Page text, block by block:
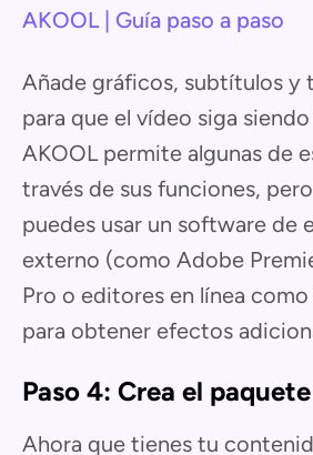
AKOOL | Guía paso a paso
Añade gráficos, subtítulos y
para que el vídeo siga
AKOOL permite algunas de
través de sus funciones,
puedes usar un software de
externo (como Adobe
Pro o editores en línea
para obtener efectos
Paso 4: Crea el
Ahora que tienes tu